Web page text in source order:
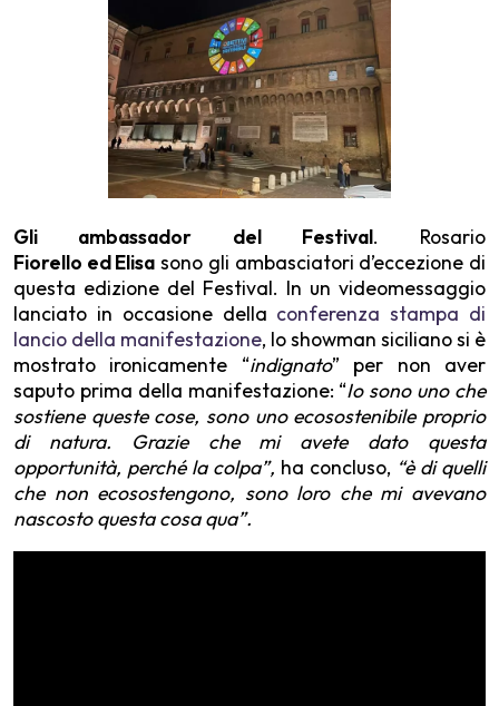
Gli ambassador del Festival. Rosario
Fiorello ed Elisa sono gli ambasciatori d’eccezione di
questa edizione del Festival. In un videomessaggio
lanciato in occasione della conferenza stampa di
lancio della manifestazione, lo showman siciliano si è
mostrato ironicamente “indignato” per non aver
saputo prima della manifestazione: “Io sono uno che
sostiene queste cose, sono uno ecosostenibile proprio
di natura. Grazie che mi avete dato questa
opportunità, perché la colpa”, ha concluso, “è di quelli
che non ecosostengono, sono loro che mi avevano
nascosto questa cosa qua”.